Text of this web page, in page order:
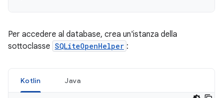
Per accedere al database, crea un'istanza della
sottoclasse SQLiteOpenHelper :
Kotlin Java